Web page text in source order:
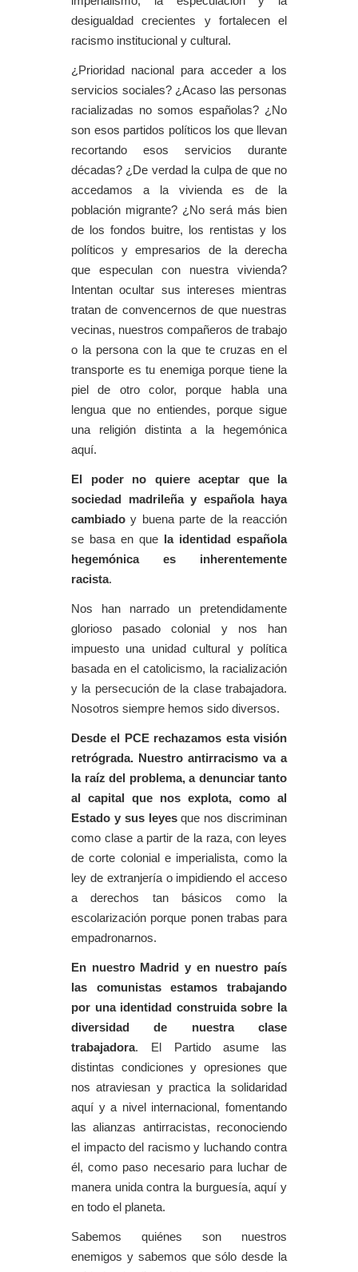
desigualdad crecientes y fortalecen el
racismo institucional y cultural.
¿Prioridad nacional para acceder a los
servicios sociales? ¿Acaso las personas
racializadas no somos españolas? ¿No
son esos partidos políticos los que llevan
recortando esos servicios durante
décadas? ¿De verdad la culpa de que no
accedamos a la vivienda es de la
población migrante? ¿No será más bien
de los fondos buitre, los rentistas y los
políticos y empresarios de la derecha
que especulan con nuestra vivienda?
Intentan ocultar sus intereses mientras
tratan de convencernos de que nuestras
vecinas, nuestros compañeros de trabajo
o la persona con la que te cruzas en el
transporte es tu enemiga porque tiene la
piel de otro color, porque habla una
lengua que no entiendes, porque sigue
una religión distinta a la hegemónica
aquí.
El poder no quiere aceptar que la
sociedad madrileña y española haya
cambiado y buena parte de la reacción
se basa en que
la identidad española
hegemónica es inherentemente
racista.
Nos han narrado un pretendidamente
glorioso pasado colonial y nos han
impuesto una unidad cultural y política
basada en el catolicismo, la racialización
y la persecución de la clase trabajadora.
Nosotros siempre hemos sido diversos.
Desde el PCE rechazamos esta visión
retrógrada. Nuestro antirracismo va a
la raíz del problema, a denunciar tanto
al capital que nos explota, como al
Estado y sus leyesque nos discriminan
como clase a partir de la raza, con leyes
de corte colonial e imperialista, como la
ley de extranjería o impidiendo el acceso
a derechos tan básicos como la
escolarización porque ponen trabas para
empadronarnos.
En nuestro Madrid y en nuestro país
las comunistas estamos trabajando
por una identidad construida sobre la
diversidad de nuestra clase
trabajadora. El Partido asume las
distintas condiciones y opresiones que
nos atraviesan y practica la solidaridad
aquí y a nivel internacional, fomentando
las alianzas antirracistas, reconociendo
el impacto del racismo y luchando contra
él, como paso necesario para luchar de
manera unida contra la burguesía, aquí y
en todo el planeta.
Sabemos quiénes son nuestros
enemigos y sabemos que sólo desde la